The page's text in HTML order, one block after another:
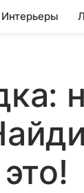
Интерьеры